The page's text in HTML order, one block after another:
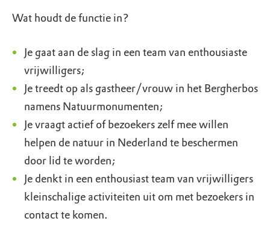
Wat houdt de functie in?
Je gaat aan de slag in een team van enthousiaste
vrijwilligers;
Je treedt op als gastheer/vrouw in het Bergherbos
namens Natuurmonumenten;
Je vraagt actief of bezoekers zelf mee willen
helpen de natuur in Nederland te beschermen
door lid te worden;
Je denkt in een enthousiast team van vrijwilligers
kleinschalige activiteiten uit om met bezoekers in
contact te komen.